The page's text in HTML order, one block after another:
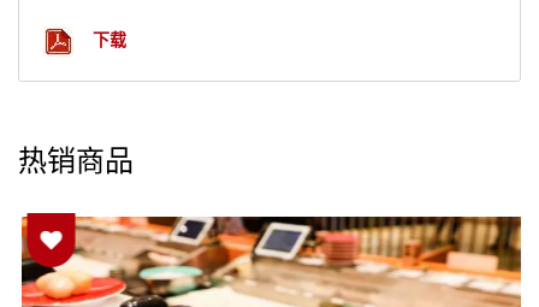
下载
热销商品